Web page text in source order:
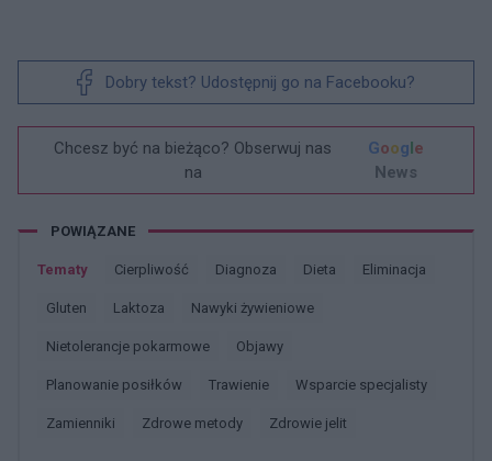
Dobry tekst? Udostępnij go na Facebooku?
Chcesz być na bieżąco? Obserwuj nas
na
Google
News
POWIĄZANE
Tematy Cierpliwość Diagnoza Dieta Eliminacja
Gluten Laktoza Nawyki żywieniowe
Nietolerancje pokarmowe Objawy
Planowanie posiłków Trawienie Wsparcie specjalisty
Zamienniki Zdrowe metody Zdrowie jelit